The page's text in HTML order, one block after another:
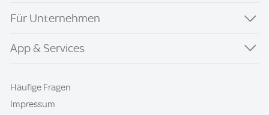
Für Unternehmen
App & Services
Häufige Fragen
Impressum